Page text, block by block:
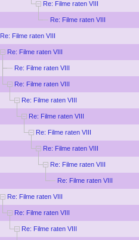
Re: Filme raten VIII
Re: Filme raten VIII
Re: Filme raten VIII
Re: Filme raten VIII
Re: Filme raten VIII
Re: Filme raten VIII
Re: Filme raten VIII
Re: Filme raten VIII
Re: Filme raten VIII
Re: Filme raten VIII
Re: Filme raten VIII
Re: Filme raten VIII
Re: Filme raten VIII
Re: Filme raten VIII
Re: Filme raten VIII